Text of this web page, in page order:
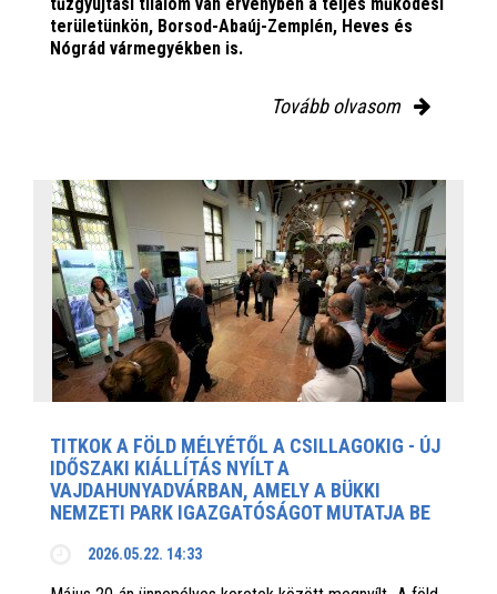
területünkön, Borsod-Abaúj-Zemplén, Heves és
Nógrád vármegyékben is.
Tovább olvasom
TITKOK A FÖLD MÉLYÉTŐL A CSILLAGOKIG - ÚJ
IDŐSZAKI KIÁLLÍTÁS NYÍLT A
VAJDAHUNYADVÁRBAN, AMELY A BÜKKI
NEMZETI PARK IGAZGATÓSÁGOT MUTATJA BE
2026.05.22. 14:33